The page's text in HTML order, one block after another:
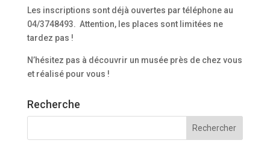
Les inscriptions sont déjà ouvertes par téléphone au
04/3748493. Attention, les places sont limitées ne
tardez pas !
N’hésitez pas à découvrir un musée près de chez vous
et réalisé pour vous !
Recherche